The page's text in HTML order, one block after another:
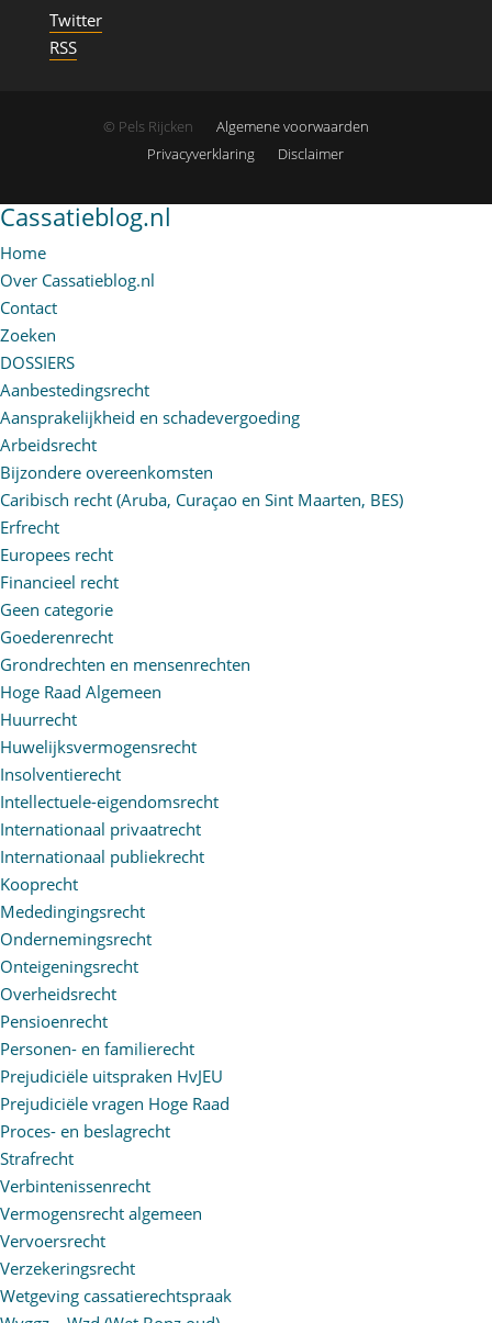
Twitter
RSS
© Pels Rijcken
Algemene voorwaarden
Privacyverklaring
Disclaimer
Cassatieblog.nl
Home
Over Cassatieblog.nl
Contact
Zoeken
DOSSIERS
Aanbestedingsrecht
Aansprakelijkheid en schadevergoeding
Arbeidsrecht
Bijzondere overeenkomsten
Caribisch recht (Aruba, Curaçao en Sint Maarten, BES)
Erfrecht
Europees recht
Financieel recht
Geen categorie
Goederenrecht
Grondrechten en mensenrechten
Hoge Raad Algemeen
Huurrecht
Huwelijksvermogensrecht
Insolventierecht
Intellectuele-eigendomsrecht
Internationaal privaatrecht
Internationaal publiekrecht
Kooprecht
Mededingingsrecht
Ondernemingsrecht
Onteigeningsrecht
Overheidsrecht
Pensioenrecht
Personen- en familierecht
Prejudiciële uitspraken HvJEU
Prejudiciële vragen Hoge Raad
Proces- en beslagrecht
Strafrecht
Verbintenissenrecht
Vermogensrecht algemeen
Vervoersrecht
Verzekeringsrecht
Wetgeving cassatierechtspraak